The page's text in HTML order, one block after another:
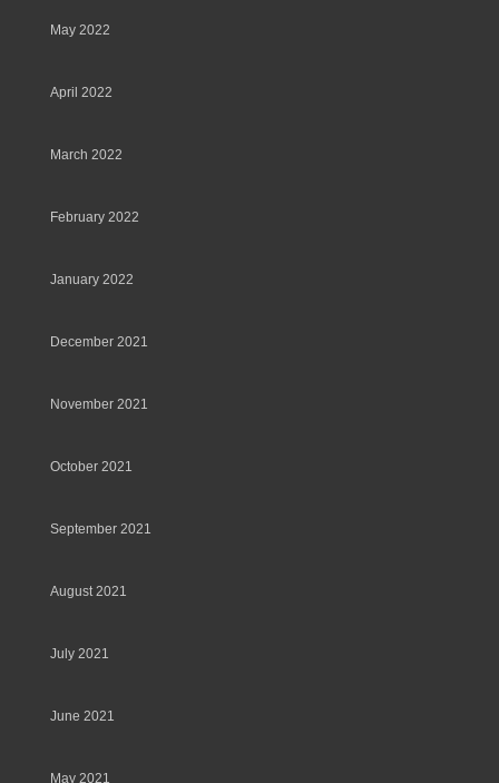
May 2022
April 2022
March 2022
February 2022
January 2022
December 2021
November 2021
October 2021
September 2021
August 2021
July 2021
June 2021
May 2021